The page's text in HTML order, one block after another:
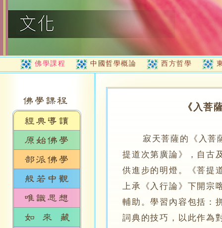
佛學課程 中國哲學概論 西方哲學
《入菩
寂天菩薩的《入菩
提道次第廣論》，自古
供進步的明燈。《菩提
上承《入行論》下開宗
輔助。學習內容包括：
詞典的技巧，以此作為